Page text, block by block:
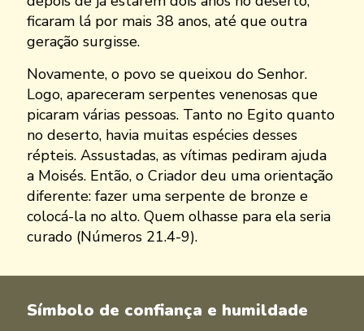
ficaram lá por mais 38 anos, até que outra
geração surgisse.
Novamente, o povo se queixou do Senhor.
Logo, apareceram serpentes venenosas que
picaram várias pessoas. Tanto no Egito quanto
no deserto, havia muitas espécies desses
répteis. Assustadas, as vítimas pediram ajuda
a Moisés. Então, o Criador deu uma orientação
diferente: fazer uma serpente de bronze e
colocá-la no alto. Quem olhasse para ela seria
curado (Números 21.4-9).
Símbolo de confiança e humildade